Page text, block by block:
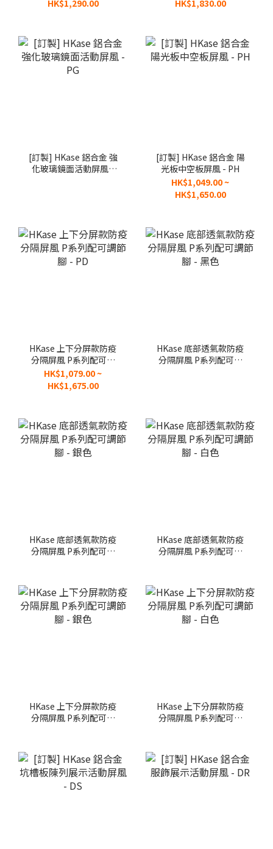
HK$1,290.00 HK$1,830.00
[訂製] HKase 鋁合金 強
化玻璃鏡面活動屏風 -
[訂製] HKase 鋁合金 陽
光板中空板屏風 - PH
HK$1,049.00 ~
HK$1,650.00
HKase 上下分屏款防疫
分隔屏風 P系列配可調
節腳 - PD
HK$1,079.00 ~
HK$1,675.00
HKase 底部透氣款防疫
分隔屏風 P系列配可調
HKase 底部透氣款防疫
分隔屏風 P系列配可調
HKase 底部透氣款防疫
分隔屏風 P系列配可調
HKase 上下分屏款防疫
分隔屏風 P系列配可調
HKase 上下分屏款防疫
分隔屏風 P系列配可調